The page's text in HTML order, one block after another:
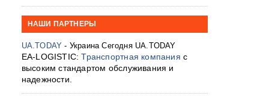
НАШИ ПАРТНЕРЫ
UA.TODAY - Украина Сегодня UA.TODAY
EA-LOGISTIC:Транспортная компания с
высоким стандартом обслуживания и
надежности.